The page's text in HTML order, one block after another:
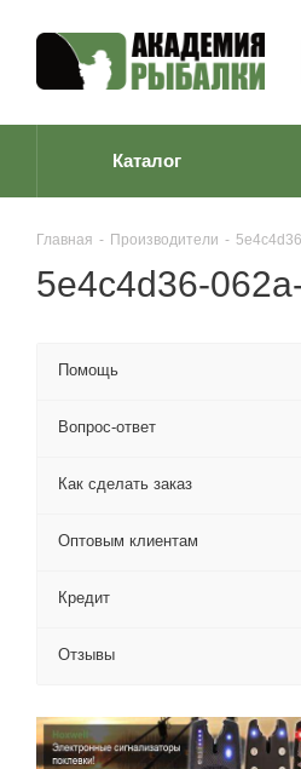
Каталог
Главная - Производители -
5e4c4d36-
Помощь
Вопрос-ответ
Как сделать заказ
Оптовым клиентам
Кредит
Отзывы